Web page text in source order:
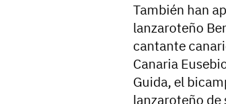
También han
lanzaroteño
cantante
Canaria
Guida, el
lanzaroteño de